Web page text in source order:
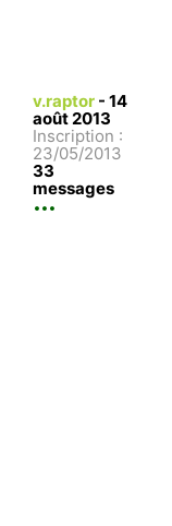
v.raptor - 14
août 2013
Inscription :
23/05/2013
33
messages